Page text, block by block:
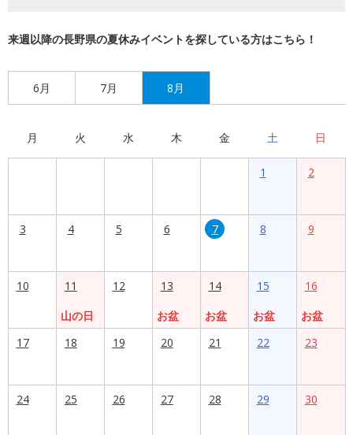
来週以降の長野県の夏休みイベントを探している方はこちら！
6月 7月 8月
月 火 水 木 金 土 日
1 2
3 4 5 6 7 8 9
10
11
山の日
12
13
お盆
14
お盆
15
お盆
16
お盆
17
18 19 20 21 22 23
24 25 26 27 28 29 30